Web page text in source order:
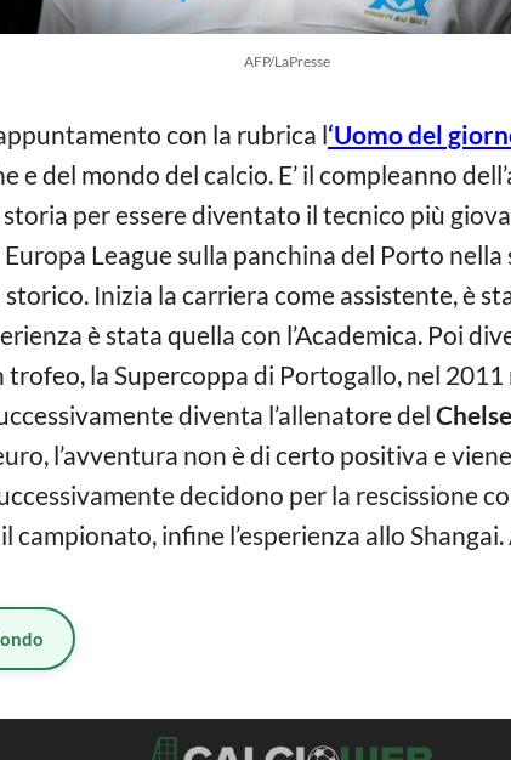
AFP/LaPresse
con la rubrica l‘Uomo del
e del mondo del calcio. E’ il compleanno
per essere diventato il tecnico più
Europa League sulla panchina del Porto
Inizia la carriera come assistente, è
è stata quella con l’Academica. Poi
la Supercoppa di Portogallo, nel
diventa l’allenatore del
l’avventura non è di certo positiva e
decidono per la rescissione
campionato, infine l’esperienza allo